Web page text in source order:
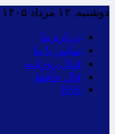
دوشنبه, ۱۲ مرداد ۱۴۰۵ / بعد از ظهر /
درباره ما
تماس با ما
فـال روزانـه
فال حافظ
RSS